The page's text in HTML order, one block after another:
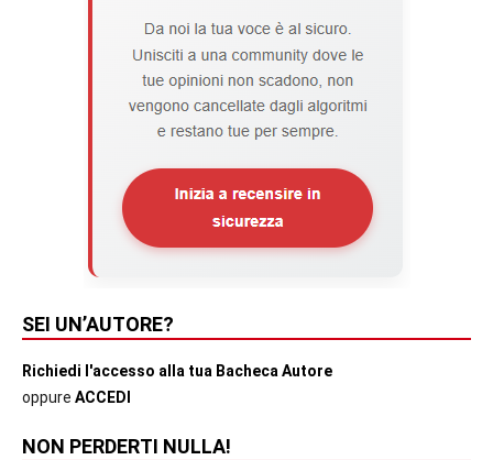
SEI UN’AUTORE?
Richiedi l'accesso alla tua Bacheca Autore
oppure ACCEDI
NON PERDERTI NULLA!